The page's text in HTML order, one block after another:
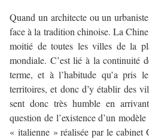
Quand un architecte ou un
face à la tradition chinoise. La
moitié de toutes les villes de la
mondiale. C’est lié à la continuité
terme, et à l’habitude qu’a pris
territoires, et donc d’y établir des
sent donc très humble en
question de l’existence d’un
« italienne » réalisée par le cabinet